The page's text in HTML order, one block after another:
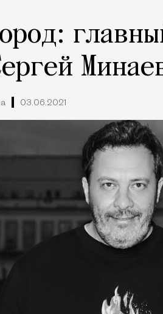
03.06.2021